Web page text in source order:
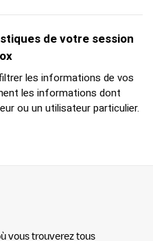
de votre session
les informations de vos
les informations dont
ou un utilisateur particulier.
vous trouverez tous